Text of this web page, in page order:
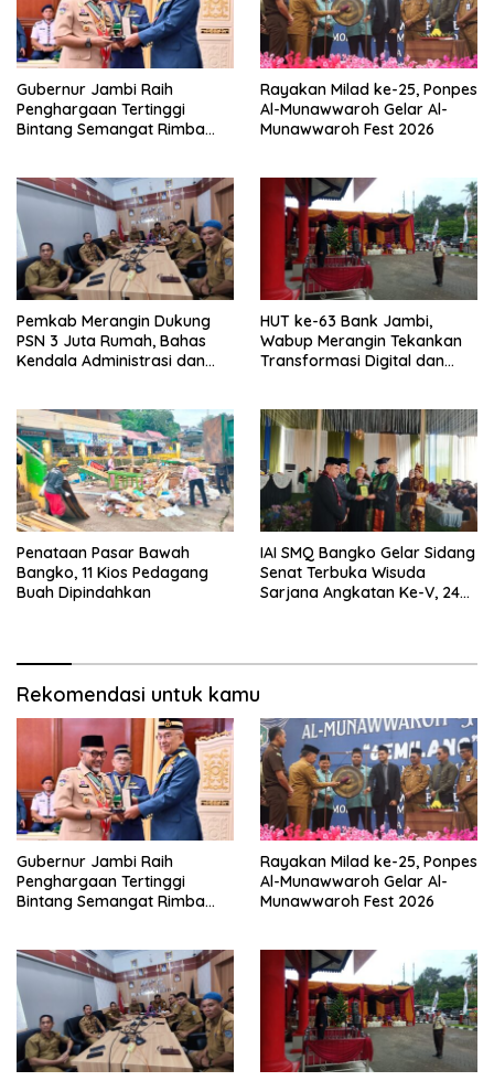
Gubernur Jambi Raih
Penghargaan Tertinggi
Bintang Semangat Rimba
Rayakan Milad ke-25, Ponpes
Al-Munawwaroh Gelar Al-
Munawwaroh Fest 2026
Pemkab Merangin Dukung
PSN 3 Juta Rumah, Bahas
Kendala Administrasi dan
HUT ke-63 Bank Jambi,
Wabup Merangin Tekankan
Transformasi Digital dan
Penataan Pasar Bawah
Bangko, 11 Kios Pedagang
Buah Dipindahkan
IAI SMQ Bangko Gelar Sidang
Senat Terbuka Wisuda
Sarjana Angkatan Ke-V, 243
Rekomendasi untuk kamu
Gubernur Jambi Raih
Penghargaan Tertinggi
Bintang Semangat Rimba
Rayakan Milad ke-25, Ponpes
Al-Munawwaroh Gelar Al-
Munawwaroh Fest 2026